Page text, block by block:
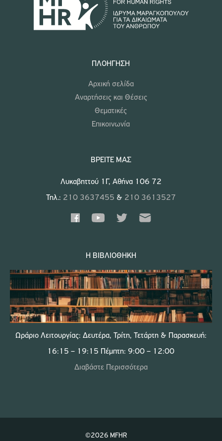
ΠΛΟΉΓΗΣΗ
Αρχική σελίδα
Αναρτήσεις και Θέσεις
Θεματικές
Επικοινωνία
ΒΡΕΊΤΕ ΜΑΣ
Λυκαβηττού 1Γ, Αθήνα 106 72
Τηλ.: 210 3637455 & 210 3613527
Η ΒΙΒΛΙΟΘΉΚΗ
Ωράριο Λειτουργίας: Δευτέρα, Τρίτη, Τετάρτη & Παρασκευή:
16:15 – 19:15 Πέμπτη: 9:00 – 12:00
Διαβάστε Περισσότερα
©2026 MFHR